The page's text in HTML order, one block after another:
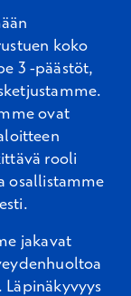
koko
3 -päästöt,
ovat
rooli
osallistamme
jakavat